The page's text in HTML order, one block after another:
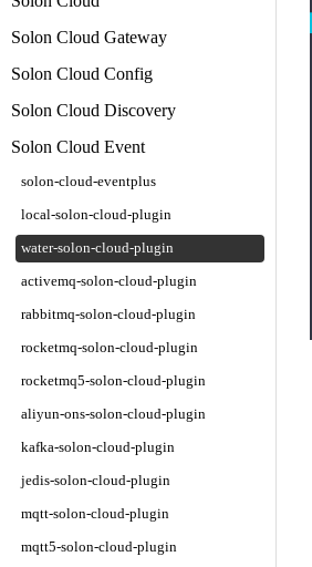
Solon Cloud Gateway
Solon Cloud Config
Solon Cloud Discovery
Solon Cloud Event
solon-cloud-eventplus
local-solon-cloud-plugin
water-solon-cloud-plugin
activemq-solon-cloud-plugin
rabbitmq-solon-cloud-plugin
rocketmq-solon-cloud-plugin
rocketmq5-solon-cloud-plugin
aliyun-ons-solon-cloud-plugin
kafka-solon-cloud-plugin
jedis-solon-cloud-plugin
mqtt-solon-cloud-plugin
mqtt5-solon-cloud-plugin